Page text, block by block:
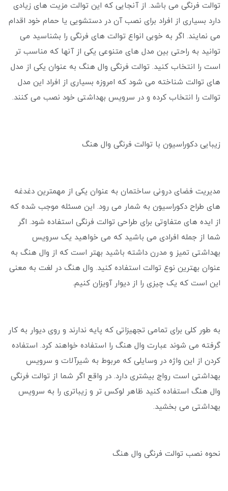
توالت فرنگی می باشد. از آنجایی که این توالت مزیت های زیادی
دارد بسیاری از افراد برای نصب آن در دستشویی یا حمام خود اقدام
می نمایند. اگر به خوبی انواع توالت های فرنگی را بشناسید می
توانید به راحتی بین مدل ‌های متنوعی یکی از آنها که مناسب تر
است را انتخاب کنید. توالت فرنگی وال هنگ به عنوان یکی از مدل
های توالت شناخته می ‌شود که امروزه بسیاری از افراد این مدل
توالت را انتخاب کرده و در سرویس بهداشتی خود نصب می کنند.
زیبایی دکوراسیون با توالت فرنگی وال هنگ
مدیریت فضای درونی ساختمان به عنوان یکی از مهمترین دغدغه
های طراح دکوراسیون به شمار می‌ رود. این مسئله موجب شده که
از ایده های متفاوتی برای طراحی توالت فرنگی استفاده شود. اگر
شما از جمله افرادی می باشید که می خواهید یک سرویس
بهداشتی تمیز و مدرن داشته باشید بهتر است که از وال هنگ به
عنوان بهترین نوع توالت استفاده کنید. وال هنگ در لغت به معنی
این است که یک چیزی را از دیوار آویزان کنیم.
به طور کلی برای تمامی تجهیزاتی که پایه ندارند و روی دیوار به کار
گرفته می‌ شوند عبارت وال هنگ را استفاده خواهند کرد. استفاده
کردن از این واژه در وسایلی که مربوط به شیرآلات و سرویس
بهداشتی است رواج بیشتری دارد. در واقع اگر شما از توالت فرنگی
وال هنگ استفاده کنید ظاهر لوکس تر و زیباتری را به سرویس
بهداشتی می‌ بخشید.
نحوه نصب توالت فرنگی وال هنگ